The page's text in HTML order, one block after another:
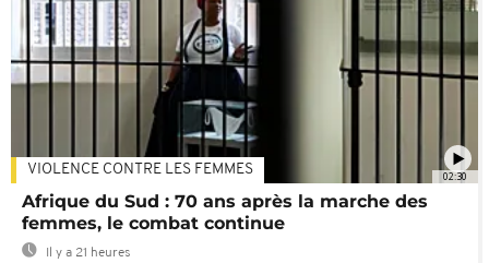
02:30
VIOLENCE CONTRE LES FEMMES
Afrique du Sud : 70 ans après la marche des
femmes, le combat continue
Il y a 21 heures